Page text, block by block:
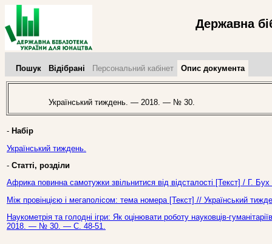
Державна
Пошук Відібрані Персональний кабінет Опис документа
Український тиждень. — 2018. — № 30.
- Набір
Український тиждень.
- Статті, розділи
Африка повинна самотужки звільнитися від відсталості [Текст] /
Між провінцією і мегаполісом: тема номера [Текст] // Український
Наукометрія та голодні ігри: Як оцінювати роботу науковців-
2018. — № 30. — С. 48-51.